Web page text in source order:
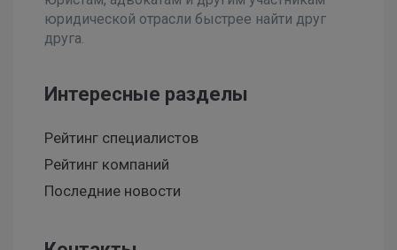
юридической отрасли быстрее найти друг
друга.
Интересные разделы
Рейтинг специалистов
Рейтинг компаний
Последние новости